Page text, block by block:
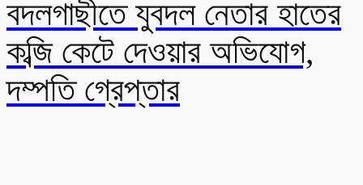
বদলগাছীতে যুবদল নেতার হাতের
কব্জি কেটে দেওয়ার অভিযোগ,
দম্পতি গ্রেপ্তার